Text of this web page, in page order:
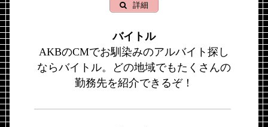
詳細
バイトル
AKBのCMでお馴染みのアルバイト探し
ならバイトル。どの地域でもたくさんの
勤務先を紹介できるぞ！